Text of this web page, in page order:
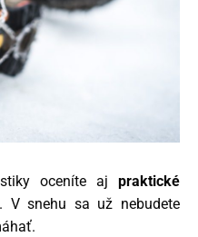
oceníte aj
praktické
V snehu sa už nebudete